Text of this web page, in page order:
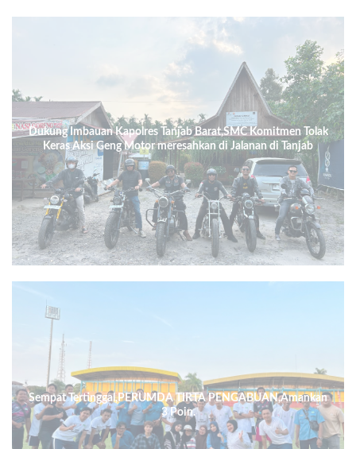
Dukung Imbauan Kapolres Tanjab Barat,SMC Komitmen Tolak
Keras Aksi Geng Motor meresahkan di Jalanan di Tanjab
Barat.
Sempat Tertinggal,PERUMDA TIRTA PENGABUAN,Amankan
3 Poin.